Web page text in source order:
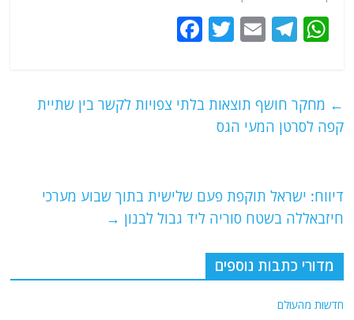
W
s
A
T
g
ra
E
l
T
er
e
k
← מחקר חושף תוצאות בלתי צפויות לקשר בין שתיית
קפה לסרטן המעי הגס
דיווח: ישראל תוקפת פעם שלישית בתוך שבוע מערכי
חיזבאללה בשטח סוריה ליד גבול לבנון →
מדורי כתבות נוספים
חדשות מהעולם